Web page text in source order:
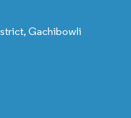
Gachibowli